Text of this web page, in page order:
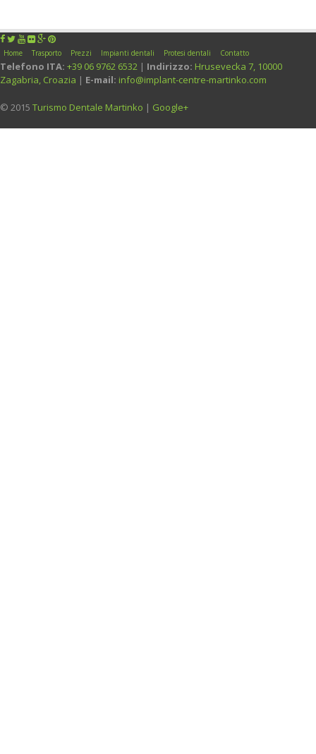
Home Trasporto Prezzi Impianti dentali Protesi dentali Contatto
Telefono ITA: +39 06 9762 6532 | Indirizzo: Hrusevecka 7, 10000
Zagabria, Croazia | E-mail: info@implant-centre-martinko.com
© 2015 Turismo Dentale Martinko | Google+